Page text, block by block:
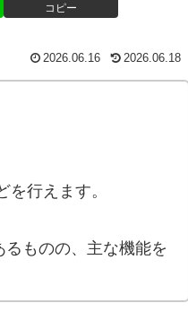
コピー
2026.06.16 2026.06.18
行えます。
ものの、主な機能を